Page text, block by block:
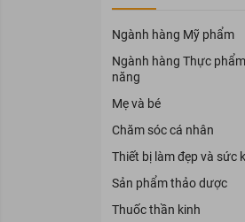
Ngành hàng Mỹ phẩm
Ngành hàng Thực
năng
Mẹ và bé
Chăm sóc cá nhân
Thiết bị làm đẹp và sức
Sản phẩm thảo dược
Thuốc thần kinh